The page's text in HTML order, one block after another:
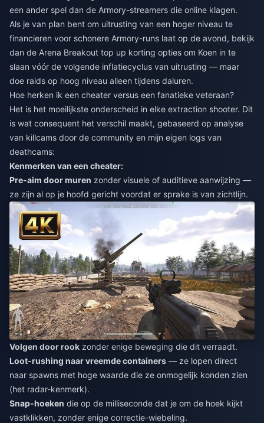
een ander spel dan de Armory-streamers die online klagen.
Als je van plan bent om uitrusting van een hoger niveau te
financieren voor schonere Armory-runs laat op de avond, bekijk
dan de Arena Breakout top up korting opties om Koen in te
slaan vóór de volgende inflatiecyclus van uitrusting — maar
doe raids op hoog niveau alleen tijdens daluren.
Hoe herken ik een cheater versus een fanatieke veteraan?
Het is het moeilijkste onderscheid in elke extraction shooter. Dit
is wat consequent het verschil maakt, gebaseerd op analyse
van killcams door de community en mijn eigen logs van
deathcams:
Kenmerken van een cheater:
Pre-aim door muren zonder visuele of auditieve aanwijzing —
ze zijn al op je hoofd gericht voordat er sprake is van zichtlijn.
Volgen door rook zonder enige beweging die dit verraadt.
Loot-rushing naar vreemde containers — ze lopen direct
naar spawns met hoge waarde die ze onmogelijk konden zien
(het radar-kenmerk).
Snap-hoeken die op de milliseconde dat je om de hoek kijkt
vastklikken, zonder enige correctie-wiebeling.